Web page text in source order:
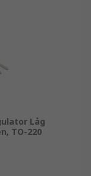
Låg
TO-220